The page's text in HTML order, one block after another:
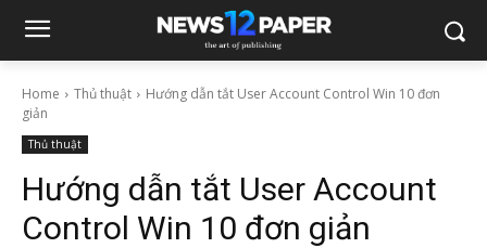
Home Thủ thuật
Hướng dẫn tắt User Account Control Win 10 đơn
giản
Thủ thuật
Hướng dẫn tắt User Account
Control Win 10 đơn giản